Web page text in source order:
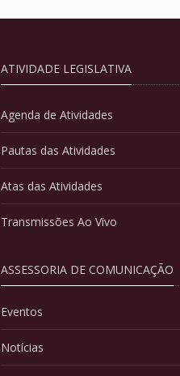
ATIVIDADE LEGISLATIVA
Agenda de Atividades
Pautas das Atividades
Atas das Atividades
Transmissões Ao Vivo
ASSESSORIA DE COMUNICAÇÃO
Eventos
Notícias